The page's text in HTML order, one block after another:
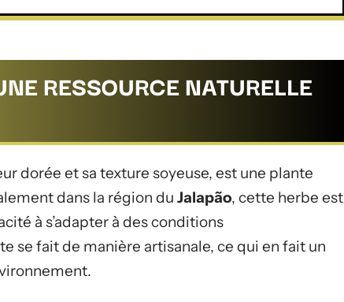
RESSOURCE NATURELLE
dorée et sa texture soyeuse, est une plante
dans la région du Jalapão, cette herbe est
à s’adapter à des conditions
se fait de manière artisanale, ce qui en fait un